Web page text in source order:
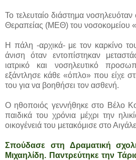
Το τελευταίο διάστημα
Θεραπείας (ΜΕΘ) του νοσοκομείου
Η πάλη -αρχικά- με τον καρκίνο
άνιση όταν εντοπίστηκαν
ιατρικό και νοσηλευτικό
εξάντλησε κάθε «όπλο» που είχε
του για να βοηθήσει τον ασθενή.
Ο ηθοποιός γεννήθηκε στο Βέλο
παιδικά του χρόνια μέχρι την
οικογένειά του μετακόμισε στο
Σπούδασε στη Δραματική
Μιχαηλίδη. Παντρεύτηκε την